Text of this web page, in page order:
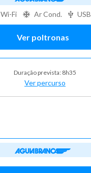
Ver poltronas
Wi-Fi Ar Cond. USB
Duração prevista: 8h35
Ver percurso